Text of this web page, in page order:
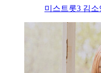
미스트롯3 김